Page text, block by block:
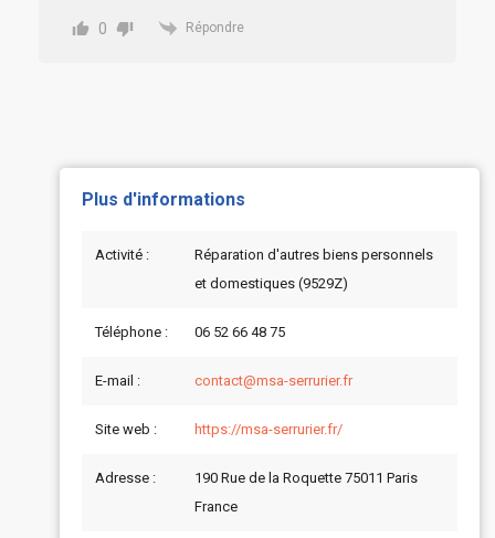
0 Répondre
Plus d'informations
Activité :
Réparation d'autres biens personnels
et domestiques (9529Z)
Téléphone : 06 52 66 48 75
E-mail : contact@msa-serrurier.fr
Site web : https://msa-serrurier.fr/
Adresse :
190 Rue de la Roquette 75011 Paris
France